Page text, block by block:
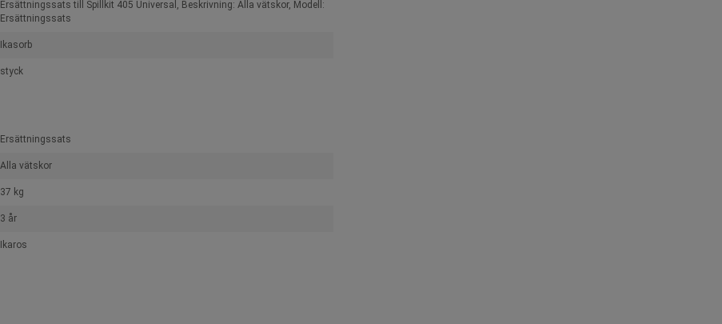
Ersättningssats till Spillkit 405 Universal, Beskrivning: Alla vätskor, Modell:
Ersättningssats
Ikasorb
styck
Ersättningssats
Alla vätskor
37 kg
3 år
Ikaros